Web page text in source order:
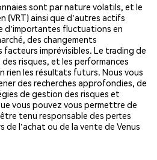
sont par nature volatils, et le
(VRT) ainsi que d'autres actifs
d'importantes fluctuations en
des changements
imprévisibles. Le trading de
risques, et les performances
rien les résultats futurs. Nous vous
des recherches approfondies, de
de gestion des risques et
vous pouvez vous permettre de
tenu responsable des pertes
de l'achat ou de la vente de Venus